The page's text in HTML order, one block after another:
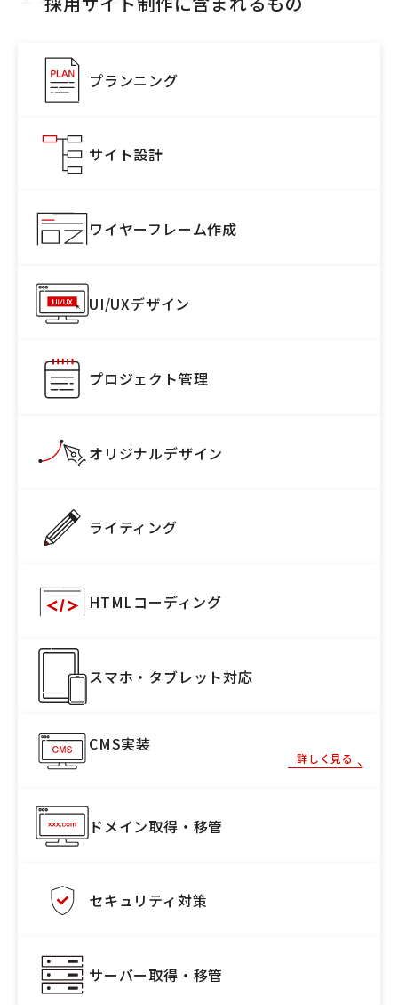
プランニング
サイト設計
ワイヤーフレーム作成
UI/UXデザイン
プロジェクト管理
オリジナルデザイン
ライティング
HTMLコーディング
スマホ・タブレット対応
CMS実装
詳しく見る
ドメイン取得・移管
セキュリティ対策
サーバー取得・移管